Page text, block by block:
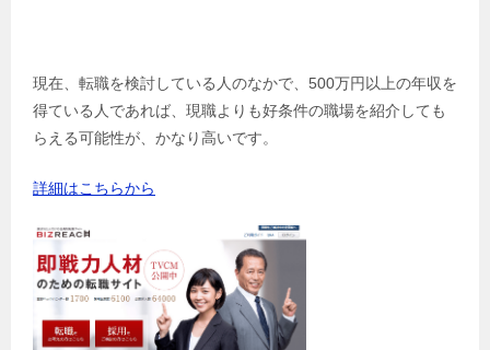
現在、転職を検討している人のなかで、500万円以上の年収を
得ている人であれば、現職よりも好条件の職場を紹介しても
らえる可能性が、かなり高いです。
詳細はこちらから